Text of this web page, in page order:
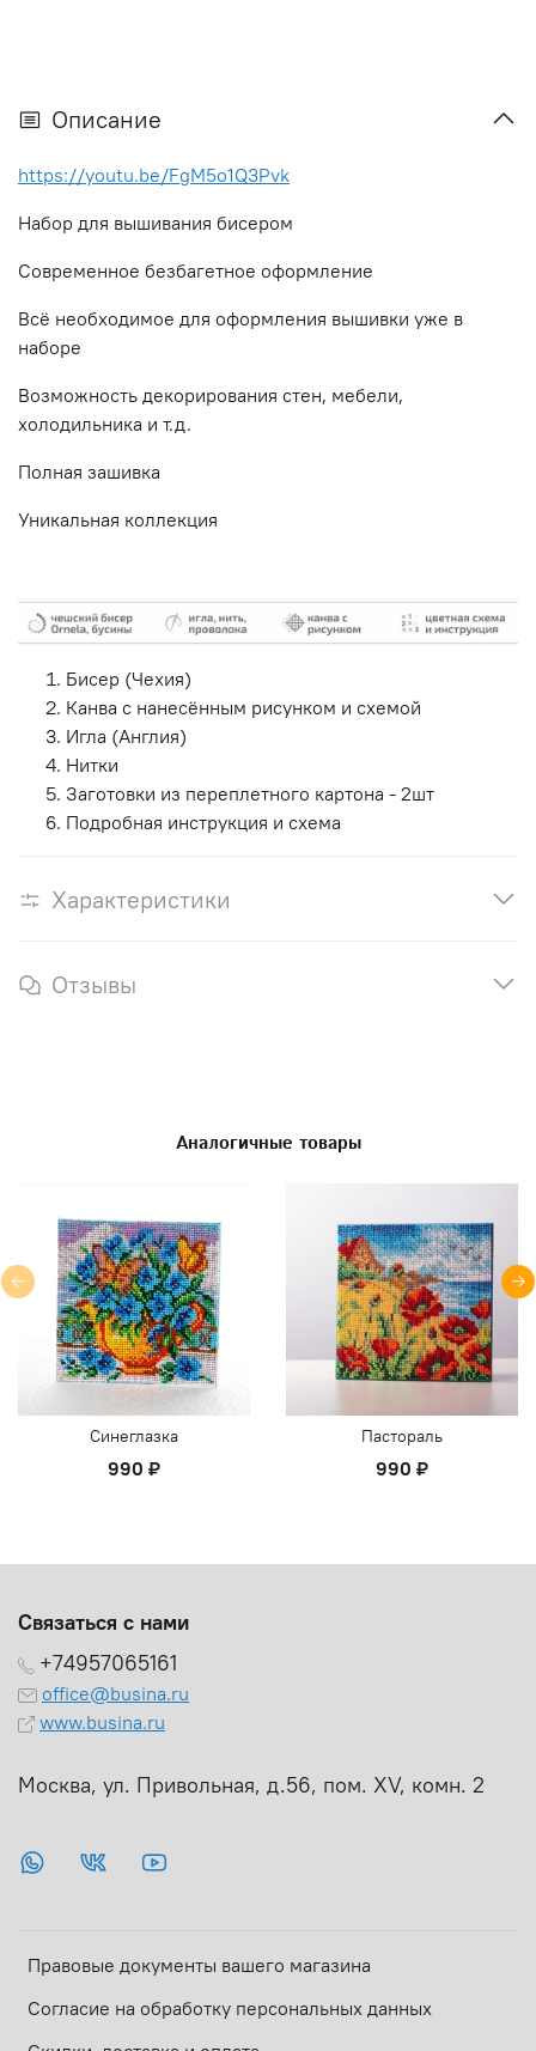
Описание
https://youtu.be/FgM5o1Q3Pvk
Набор для вышивания бисером
Современное безбагетное оформление
Всё необходимое для оформления вышивки уже в
наборе
Возможность декорирования стен, мебели,
холодильника и т.д.
Полная зашивка
Уникальная коллекция
Бисер (Чехия)
Канва с нанесённым рисунком и схемой
Игла (Англия)
Нитки
Заготовки из переплетного картона - 2шт
Подробная инструкция и схема
Характеристики
Отзывы
Аналогичные товары
Синеглазка
990 ₽
Пастораль
990 ₽
Правовые документы вашего магазина
Согласие на обработку персональных данных
Связаться с нами
+74957065161
office@busina.ru
www.busina.ru
Москва, ул. Привольная, д.56, пом. ХV, комн. 2